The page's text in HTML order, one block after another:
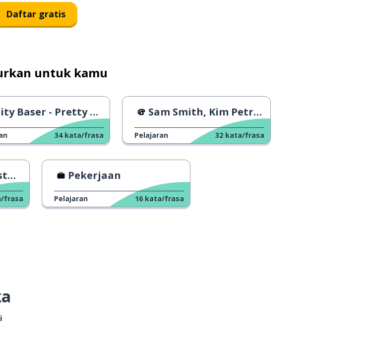
Daftar gratis
untuk kamu
Baser - Pretty Boys
34 kata/frasa
Sam Smith, Kim Petras - Unholy
Pelajaran 32 kata/frasa
frasa
Pekerjaan
Pelajaran 16 kata/frasa